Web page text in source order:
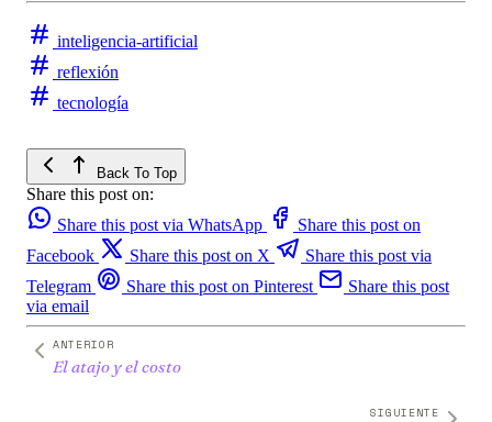
inteligencia-artificial
reflexión
tecnología
Back To Top
Share this post on:
Share this post via WhatsApp
Share this post on
Facebook
Share this post on X
Share this post via
Telegram
Share this post on Pinterest
Share this post
via email
ANTERIOR
El atajo y el costo
SIGUIENTE